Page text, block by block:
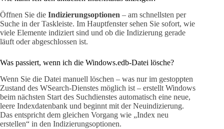
Öffnen Sie die Indizierungsoptionen – am schnellsten per
Suche in der Taskleiste. Im Hauptfenster sehen Sie sofort, wie
viele Elemente indiziert sind und ob die Indizierung gerade
läuft oder abgeschlossen ist.
Was passiert, wenn ich die Windows.edb-Datei lösche?
Wenn Sie die Datei manuell löschen – was nur im gestoppten
Zustand des WSearch-Dienstes möglich ist – erstellt Windows
beim nächsten Start des Suchdienstes automatisch eine neue,
leere Indexdatenbank und beginnt mit der Neuindizierung.
Das entspricht dem gleichen Vorgang wie „Index neu
erstellen“ in den Indizierungsoptionen.